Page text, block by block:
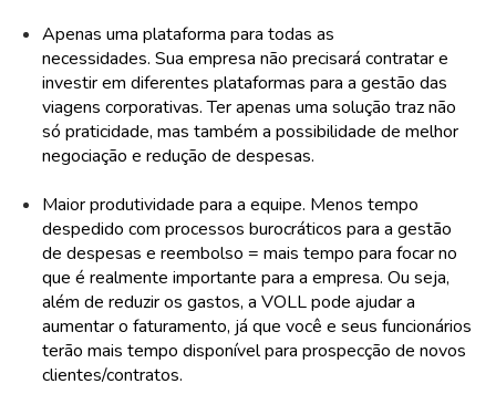
Apenas uma plataforma para todas as
necessidades. Sua empresa não precisará contratar e
investir em diferentes plataformas para a gestão das
viagens corporativas. Ter apenas uma solução traz não
só praticidade, mas também a possibilidade de melhor
negociação e redução de despesas.
Maior produtividade para a equipe. Menos tempo
despedido com processos burocráticos para a gestão
de despesas e reembolso = mais tempo para focar no
que é realmente importante para a empresa. Ou seja,
além de reduzir os gastos, a VOLL pode ajudar a
aumentar o faturamento, já que você e seus funcionários
terão mais tempo disponível para prospecção de novos
clientes/contratos.